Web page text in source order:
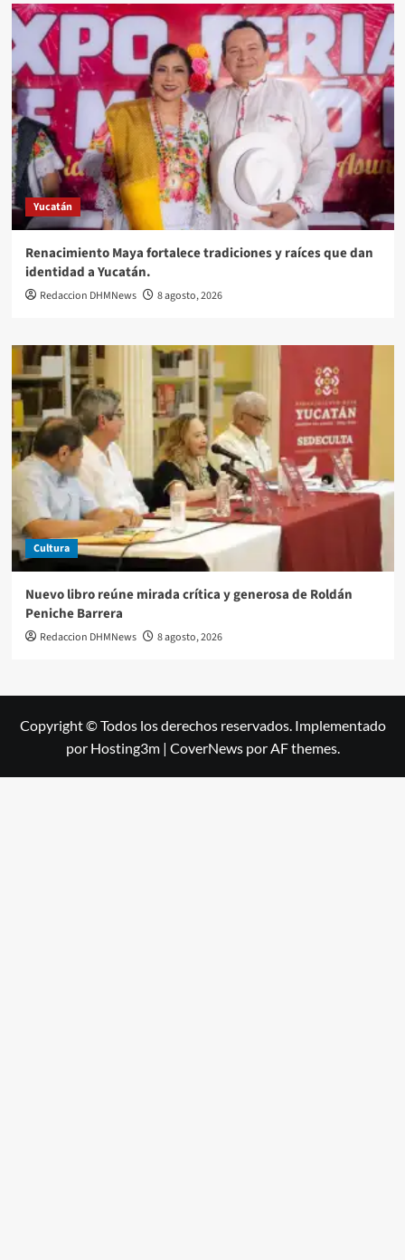
Yucatán
Renacimiento Maya fortalece tradiciones y raíces que dan
identidad a Yucatán.
Redaccion DHMNews 8 agosto, 2026
Cultura
Nuevo libro reúne mirada crítica y generosa de Roldán
Peniche Barrera
Redaccion DHMNews 8 agosto, 2026
Copyright © Todos los derechos reservados. Implementado
por Hosting3m | CoverNewspor AF themes.